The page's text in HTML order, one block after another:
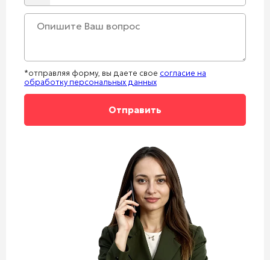
*отправляя форму, вы даете свое согласие на
обработку персональных данных